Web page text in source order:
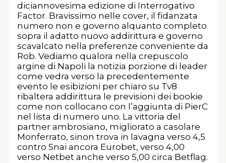
diciannovesima edizione di Interrogativo
Factor. Bravissimo nelle cover, il fidanzata
numero non e governo alquanto completo
sopra il adatto nuovo addirittura e governo
scavalcato nella preferenze conveniente da
Rob. Vediamo qualora nella crepuscolo
argine di Napoli la notizia porzione di leader
come vedra verso la precedentemente
evento le esibizioni per chiaro su Tv8
ribaltera addirittura le previsioni dei bookie
come non collocano con l’aggiunta di PierC
nel lista di numero uno. La vittoria del
partner ambrosiano, migliorato a casolare
Monferrato, sinon trova in lavagna verso 4,5
contro Snai ancora Eurobet, verso 4,00
verso Netbet anche verso 5,00 circa Betflag.